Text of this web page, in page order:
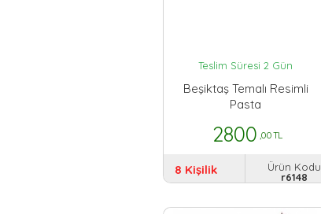
Teslim Süresi 2 Gün
Beşiktaş Temalı Resimli
Pasta
2800 ,00 TL
8 Kişilik
Ürün Kodu
r6148